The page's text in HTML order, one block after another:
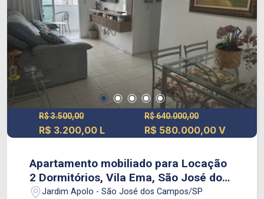
R$ 3.500,00
R$ 3.200,00 L
R$ 640.000,00
R$ 580.000,00 V
Apartamento mobiliado para Locação
2 Dormitórios, Vila Ema, São José dos
Campos
Jardim Apolo - São José dos Campos/SP